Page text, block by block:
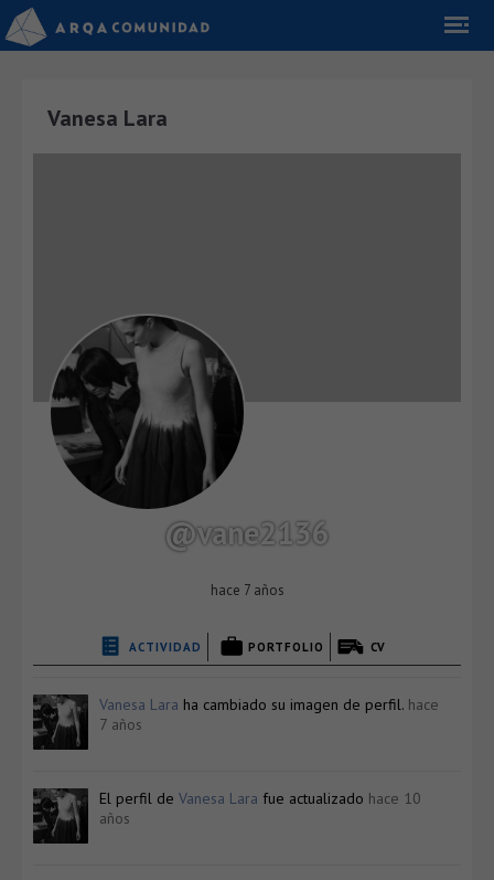
Vanesa Lara
@vane2136
hace 7 años
ACTIVIDAD PORTFOLIO CV
Vanesa Lara ha cambiado su imagen de perfil. hace
7 años
El perfil de Vanesa Lara fue actualizado hace 10
años